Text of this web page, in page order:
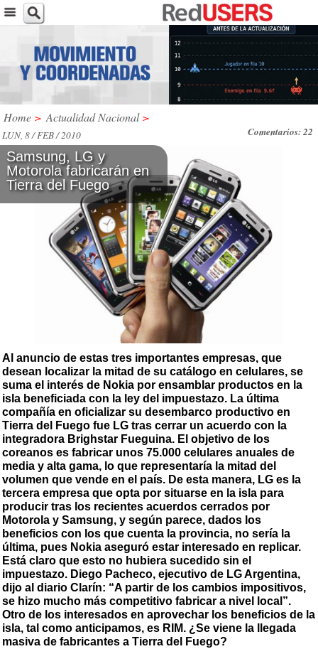
Home > Actualidad Nacional >
Comentarios: 22
LUN, 8 / FEB / 2010
Samsung, LG y
Motorola fabricarán en
Tierra del Fuego
Al anuncio de estas tres importantes empresas, que
desean localizar la mitad de su catálogo en celulares, se
suma el interés de Nokia por ensamblar productos en la
isla beneficiada con la ley del impuestazo. La última
compañía en oficializar su desembarco productivo en
Tierra del Fuego fue LG tras cerrar un acuerdo con la
integradora Brighstar Fueguina. El objetivo de los
coreanos es fabricar unos 75.000 celulares anuales de
media y alta gama, lo que representaría la mitad del
volumen que vende en el país. De esta manera, LG es la
tercera empresa que opta por situarse en la isla para
producir tras los recientes acuerdos cerrados por
Motorola y Samsung, y según parece, dados los
beneficios con los que cuenta la provincia, no sería la
última, pues Nokia aseguró estar interesado en replicar.
Está claro que esto no hubiera sucedido sin el
impuestazo. Diego Pacheco, ejecutivo de LG Argentina,
dijo al diario Clarín: “A partir de los cambios impositivos,
se hizo mucho más competitivo fabricar a nivel local”.
Otro de los interesados en aprovechar los beneficios de la
isla, tal como anticipamos, es RIM. ¿Se viene la llegada
masiva de fabricantes a Tierra del Fuego?